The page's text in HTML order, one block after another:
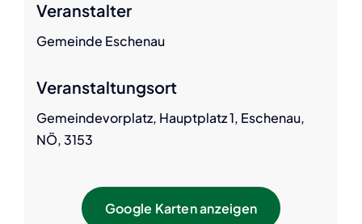
Veranstalter
Gemeinde Eschenau
Veranstaltungsort
Gemeindevorplatz, Hauptplatz 1, Eschenau,
NÖ, 3153
Google Karten anzeigen